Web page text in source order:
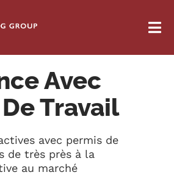
Avec
Travail
avec permis de
de très près à la
au marché